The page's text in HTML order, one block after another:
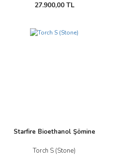
27.900,00 TL
Starfire Bioethanol Şömine
Torch S (Stone)